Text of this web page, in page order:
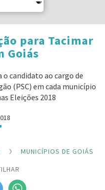
para Tacimar
Goiás
candidato ao cargo de
(PSC) em cada município
Eleições 2018
MUNICÍPIOS DE GOIÁS